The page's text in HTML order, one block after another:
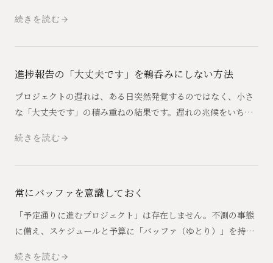
続きを読む
進捗報告の「大丈夫です」を鵜呑みにしない方法
プロジェクトの遅れは、ある日突然発覚するのではなく、小さ
な「大丈夫です」の積み重ねの結果です。遅れの兆候をいち早
要諦を整理します。
続きを読む
常にバッファを意識しておく
「予定通りに進むプロジェクト」は存在しません。不測の事態
に備え、スケジュールと予算に「バッファ（ゆとり）」を持た
続きを読む